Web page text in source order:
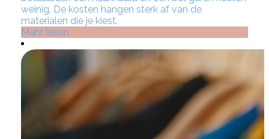
weinig. De kosten hangen sterk af van de
materialen die je kiest.
Mehr lesen